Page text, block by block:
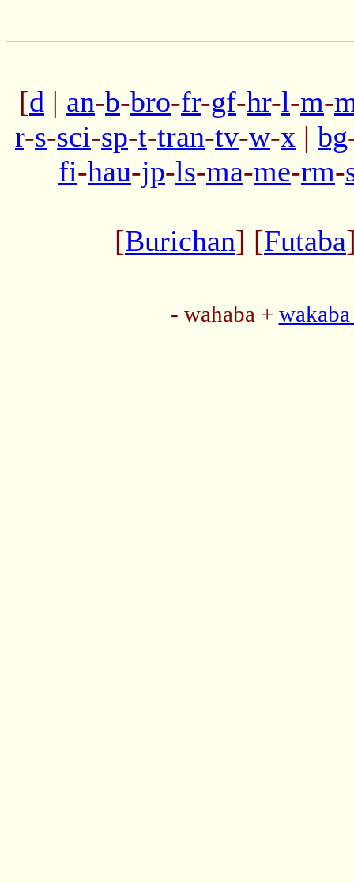
[d | an-b-bro-fr-gf-hr-l-m-
r-s-sci-sp-t-tran-tv-w-x | bg
fi-hau-jp-ls-ma-me-rm-
[Burichan] [Futaba
- wahaba +